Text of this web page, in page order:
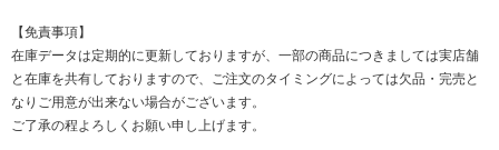
【免責事項】
在庫データは定期的に更新しておりますが、一部の商品につきましては実店舗
と在庫を共有しておりますので、ご注文のタイミングによっては欠品・完売と
なりご用意が出来ない場合がございます。
ご了承の程よろしくお願い申し上げます。